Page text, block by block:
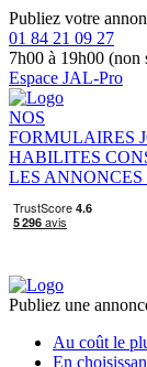
Publiez votre
01 84 21 09 27
7h00 à 19h00 (non
Espace JAL-Pro
NOS
FORMULAIRES
HABILITES
LES
Publiez une
Au coût le
En